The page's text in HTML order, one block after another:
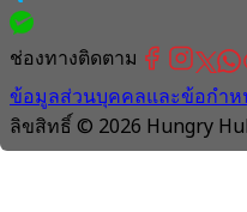
ช่องทางติดตาม
ข้อมูลส่วนบุคคลและข้อกำห
ลิขสิทธิ์ © 2026 Hungry
Connection